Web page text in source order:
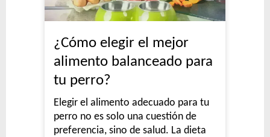
¿Cómo elegir el mejor
alimento balanceado para
tu perro?
Elegir el alimento adecuado para tu
perro no es solo una cuestión de
preferencia, sino de salud. La dieta